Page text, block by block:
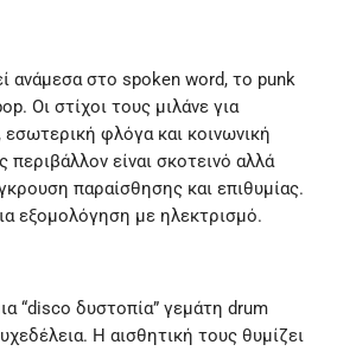
ανάμεσα στο spoken word, το punk
Οι στίχοι τους μιλάνε για
εσωτερική φλόγα και κοινωνική
είναι σκοτεινό αλλά
παραίσθησης και επιθυμίας.
εξομολόγηση με ηλεκτρισμό.
“disco δυστοπία” γεμάτη drum
Η αισθητική τους θυμίζει